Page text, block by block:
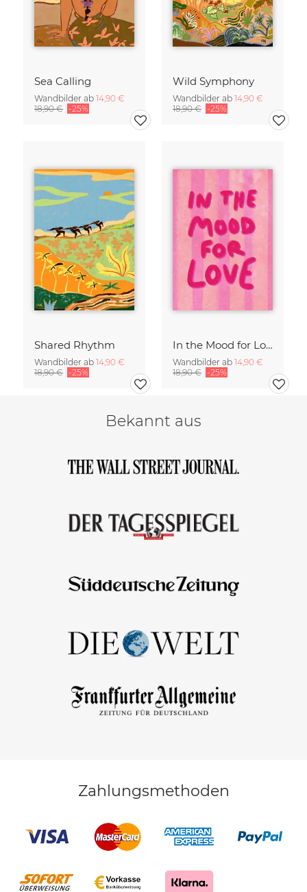
Sea Calling
Wandbilder ab 14,90 €
18,90 € -25%
Wild Symphony
Wandbilder ab 14,90 €
18,90 € -25%
Shared Rhythm
Wandbilder ab 14,90 €
18,90 € -25%
In the Mood for Love - Handlettering
Wandbilder ab 14,90 €
18,90 € -25%
Bekannt aus
Zahlungsmethoden